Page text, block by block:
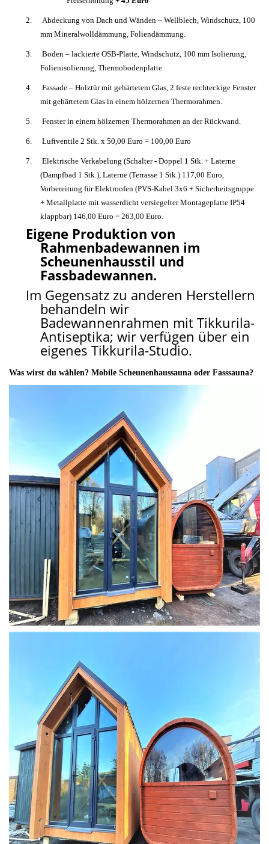
2.
Abdeckung von Dach und Wänden – Wellblech, Windschutz, 100
mm Mineralwolldämmung, Foliendämmung.
3.
Boden – lackierte OSB-Platte, Windschutz, 100 mm Isolierung,
Folienisolierung, Thermobodenplatte
4.
Fassade – Holztür mit gehärtetem Glas, 2 feste rechteckige Fenster
mit gehärtetem Glas in einem hölzernen Thermorahmen.
5. Fenster in einem hölzernen Thermorahmen an der Rückwand.
6. Luftventile 2 Stk. x 50,00 Euro = 100,00 Euro
7.
Elektrische Verkabelung (Schalter - Doppel 1 Stk. + Laterne
(Dampfbad 1 Stk.), Laterne (Terrasse 1 Stk.) 117,00 Euro,
Vorbereitung für Elektroofen (PVS-Kabel 3x6 + Sicherheitsgruppe
+ Metallplatte mit wasserdicht versiegelter Montageplatte IP54
klappbar) 146,00 Euro = 263,00 Euro.
Eigene Produktion von
Rahmenbadewannen im
Scheunenhausstil und
Fassbadewannen.
Im Gegensatz zu anderen Herstellern
behandeln wir
Badewannenrahmen mit Tikkurila-
Antiseptika; wir verfügen über ein
eigenes Tikkurila-Studio.
Was wirst du wählen? Mobile Scheunenhaussauna oder Fasssauna?